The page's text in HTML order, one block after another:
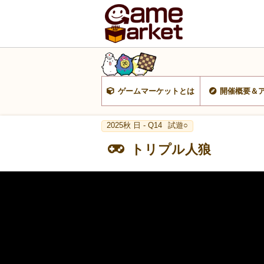
ゲームマーケットとは 開催概要＆
2025秋 日 - Q14 試遊○
トリプル人狼